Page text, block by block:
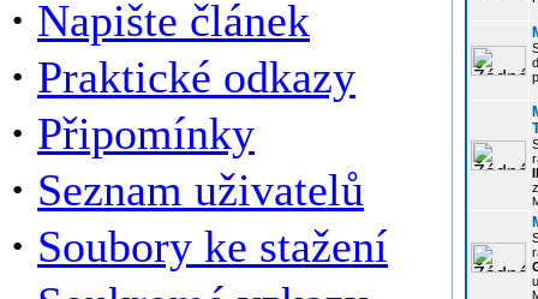
· Napište článek
· Praktické odkazy
· Připomínky
· Seznam uživatelů
· Soubory ke stažení